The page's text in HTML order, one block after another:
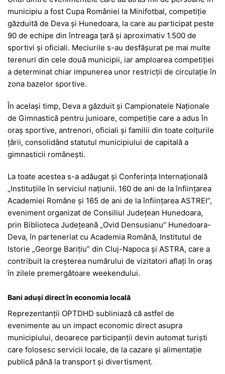
municipiu a fost Cupa României la Minifotbal, competiție
găzduită de Deva și Hunedoara, la care au participat peste
90 de echipe din întreaga țară și aproximativ 1.500 de
sportivi și oficiali. Meciurile s-au desfășurat pe mai multe
terenuri din cele două municipii, iar amploarea competiției
a determinat chiar impunerea unor restricții de circulație în
zona bazelor sportive.
În același timp, Deva a găzduit și Campionatele Naționale
de Gimnastică pentru junioare, competiție care a adus în
oraș sportive, antrenori, oficiali și familii din toate colțurile
țării, consolidând statutul municipiului de capitală a
gimnasticii românești.
La toate acestea s-a adăugat și Conferința Internațională
„Instituțiile în serviciul națiunii. 160 de ani de la înființarea
Academiei Române și 165 de ani de la înființarea ASTREI”,
eveniment organizat de Consiliul Județean Hunedoara,
prin Biblioteca Județeană „Ovid Densusianu” Hunedoara-
Deva, în parteneriat cu Academia Română, Institutul de
Istorie „George Barițiu” din Cluj-Napoca și ASTRA, care a
contribuit la creșterea numărului de vizitatori aflați în oraș
în zilele premergătoare weekendului.
Bani aduși direct în economia locală
Reprezentanții OPTDHD subliniază că astfel de
evenimente au un impact economic direct asupra
municipiului, deoarece participanții devin automat turiști
care folosesc servicii locale, de la cazare și alimentație
publică până la transport și divertisment.